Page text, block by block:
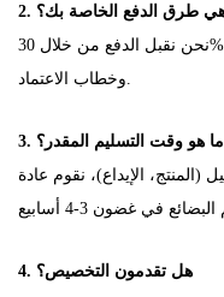
هي طرق الدفع الخاصة بك؟
نحن نقبل الدفع من خلال 30% T/T دفعة أولى، 70% قبل التسليم،
3. ما هو وقت التسليم المقدر؟
الإيداع)، نقوم عادة
4. هل تقدمون التخصيص؟